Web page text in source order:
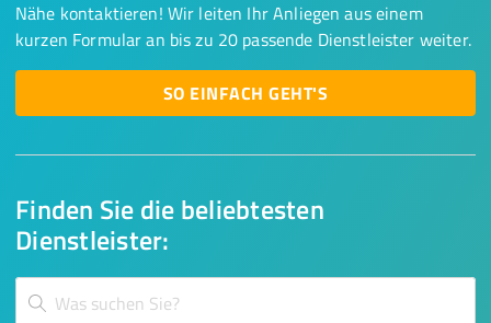
Finden Sie die beliebtesten
Dienstleister:
Nähe kontaktieren! Wir leiten Ihr Anliegen aus einem
kurzen Formular an bis zu 20 passende Dienstleister weiter.
SO EINFACH GEHT'S